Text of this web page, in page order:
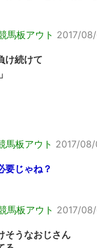
馬板アウト 2017/
け続けて
馬板アウト 2017/08/
要じゃね？
馬板アウト 2017/
そうなおじさん